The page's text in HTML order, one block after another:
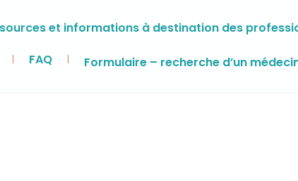
et informations à destination des
FAQ Formulaire – recherche d’un